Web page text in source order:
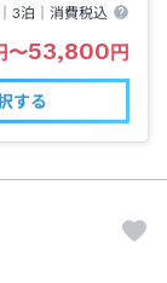
3泊 ｜消費税込
〜53,800 円
する